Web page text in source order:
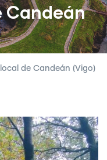
Candeán
de Candeán (Vigo)